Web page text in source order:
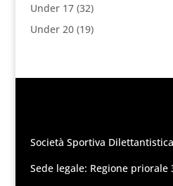
Under 17(32)
Under 20(19)
Società Sportiva
Sede legale: Regione priorale